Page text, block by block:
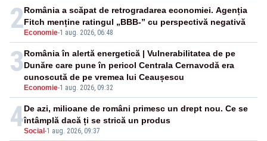
2Economie-1 aug. 2026, 06:48
România a scăpat de retrogradarea economiei. Agenția
Fitch menține ratingul „BBB-” cu perspectivă negativă
3
Economie-1 aug. 2026, 09:32
România în alertă energetică | Vulnerabilitatea de pe
Dunăre care pune în pericol Centrala Cernavodă era
cunoscută de pe vremea lui Ceaușescu
4Social-1 aug. 2026, 09:37
De azi, milioane de români primesc un drept nou. Ce se
întâmplă dacă ți se strică un produs